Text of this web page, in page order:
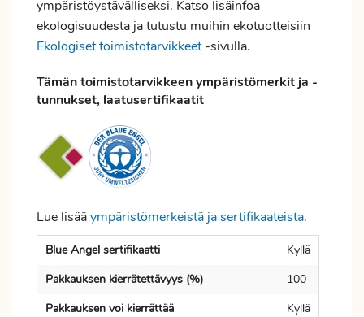
ympäristöystävälliseksi. Katso lisäinfoa
ekologisuudesta ja tutustu muihin ekotuotteisiin
Ekologiset toimistotarvikkeet-sivulla.
Tämän toimistotarvikkeen ympäristömerkit ja -
tunnukset, laatusertifikaatit
Lue lisääympäristömerkeistä ja sertifikaateista.
Blue Angel sertifikaatti
Kyllä
Pakkauksen kierrätettävyys (%)
100
Pakkauksen voi kierrättää
Kyllä